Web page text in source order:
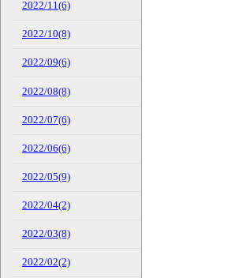
2022/11(6)
2022/10(8)
2022/09(6)
2022/08(8)
2022/07(6)
2022/06(6)
2022/05(9)
2022/04(2)
2022/03(8)
2022/02(2)